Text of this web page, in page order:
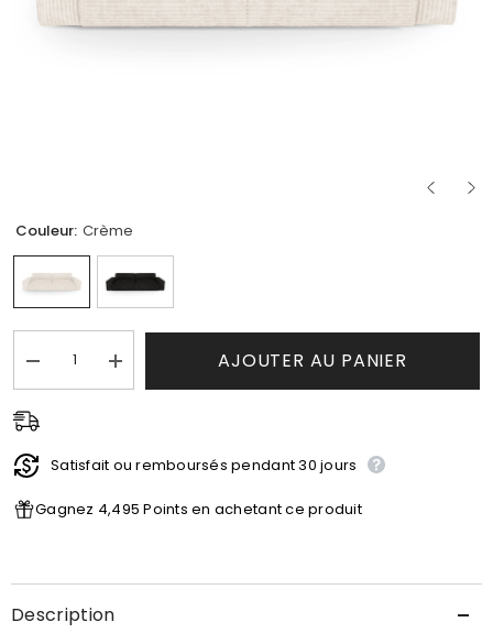
Couleur: Crème
Réduire
la
de
Canapé
Bliss
la
AJOUTER AU PANIER
Satisfait ou remboursés pendant 30 jours
Gagnez 4,495 Points en achetant ce produit
Description